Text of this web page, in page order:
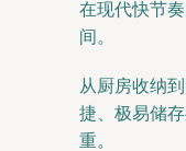
在现代快节
间。
从厨房收纳
捷、极易储
重。